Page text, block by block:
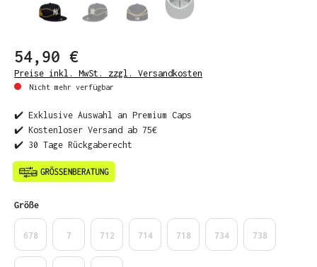
54,90 €
Preise inkl. MwSt. zzgl. Versandkosten
Nicht mehr verfügbar
✔️ Exklusive Auswahl an Premium Caps
✔️ Kostenloser Versand ab 75€
✔️ 30 Tage Rückgaberecht
Größeauswählen
678 7 712 714 718 734 738